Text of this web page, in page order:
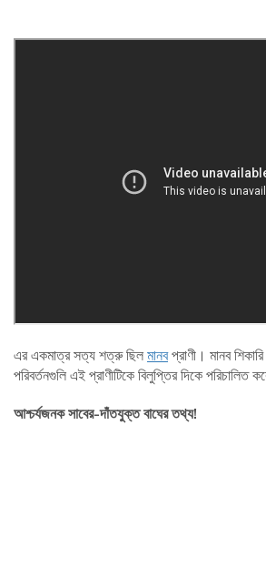
এর একমাত্র সত্য শত্রু ছিল মানবপ্রাণী। মানব
পরিবর্তনগুলি এই প্রাণীটিকে বিলুপ্তির দিকে পরিচালিত
আশ্চর্যজনক সাবের-দাঁতযুক্ত বাঘের তথ্য!